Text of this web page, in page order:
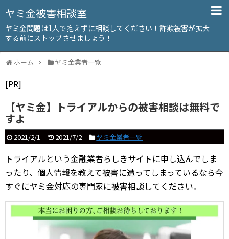
ヤミ金被害相談室
ヤミ金問題は1人で抱えずに相談してください！詐欺被害が拡大
する前にストップさせましょう！
ホーム ヤミ金業者一覧
[PR]
【ヤミ金】トライアルからの被害相談は無料で
すよ
2021/2/1 2021/7/2 ヤミ金業者一覧
トライアルという金融業者らしきサイトに申し込んでしま
ったり、個人情報を教えて被害に遭ってしまっているなら今
すぐにヤミ金対応の専門家に被害相談してください。